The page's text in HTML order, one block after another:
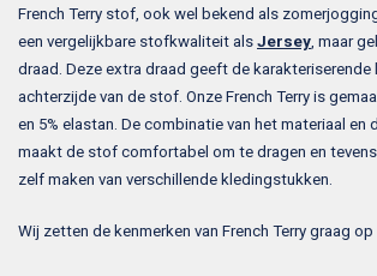
French Terry stof, ook wel bekend als
een vergelijkbare stofkwaliteit als Jersey, maar
draad. Deze extra draad geeft de karakteriserende
achterzijde van de stof. Onze French Terry is
en 5% elastan. De combinatie van het materiaal en
maakt de stof comfortabel om te dragen en
zelf maken van verschillende kledingstukken.
Wij zetten de kenmerken van French Terry graag op